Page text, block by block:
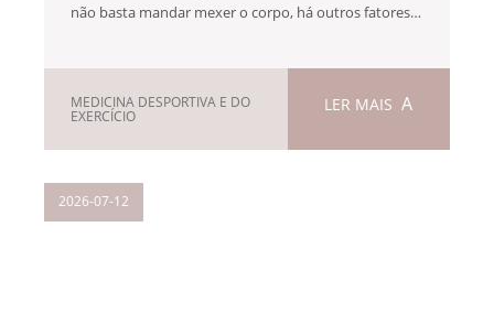
não basta mandar mexer o corpo, há outros fatores…
MEDICINA DESPORTIVA E DO
EXERCÍCIO
LER MAIS
2026-07-12